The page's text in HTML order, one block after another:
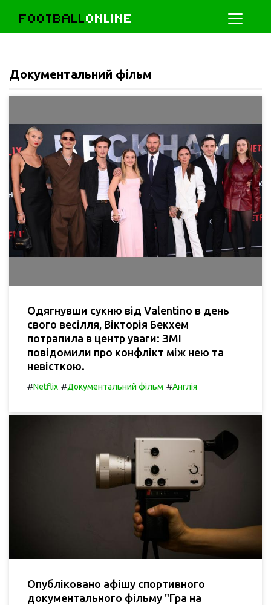
FOOTBALLONLINE
Документальний фільм
Одягнувши сукню від Valentino в день
свого весілля, Вікторія Бекхем
потрапила в центр уваги: ЗМІ
повідомили про конфлікт між нею та
невісткою.
#Netflix #Документальний фільм #Англія
Опубліковано афішу спортивного
документального фільму "Гра на